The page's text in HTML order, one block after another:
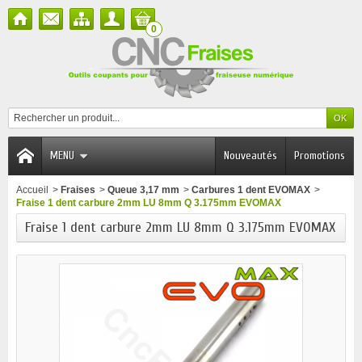
0
MENU Promotions
Nouveautés
Accueil > Fraises > Queue 3,17 mm > Carbures 1 dent EVOMAX >
Fraise 1 dent carbure 2mm LU 8mm Q 3.175mm EVOMAX
Fraise 1 dent carbure 2mm LU 8mm Q 3.175mm EVOMAX